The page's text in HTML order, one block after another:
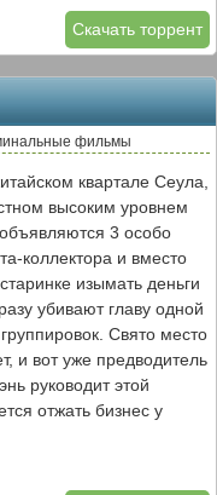
Скачать торрент
фильмы
квартале Сеула,
высоким уровнем
3 особо
коллектора и вместо
изымать деньги
убивают главу одной
Свято место
и вот уже предводитель
руководит этой
отжать бизнес у